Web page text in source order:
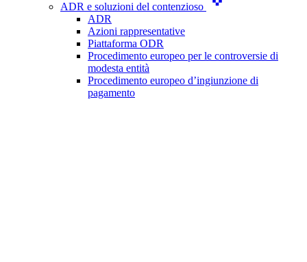
ADR e soluzioni del contenzioso
ADR
Azioni rappresentative
Piattaforma ODR
Procedimento europeo per le controversie di
modesta entità
Procedimento europeo d’ingiunzione di
pagamento